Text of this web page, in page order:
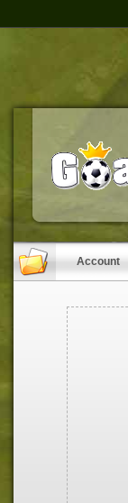
Account